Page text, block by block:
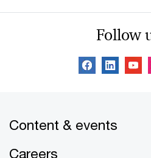
Follow
Content & events
Careers